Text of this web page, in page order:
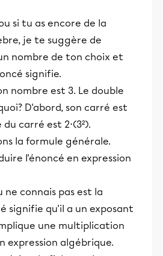
si tu as encore de la
je te suggère de
nombre de ton choix et
signifie.
nombre est 3. Le double
D'abord, son carré est
du carré est 2⋅(3²).
la formule générale.
l'énoncé en expression
ne connais pas est la
signifie qu'il a un exposant
une multiplication
expression algébrique.